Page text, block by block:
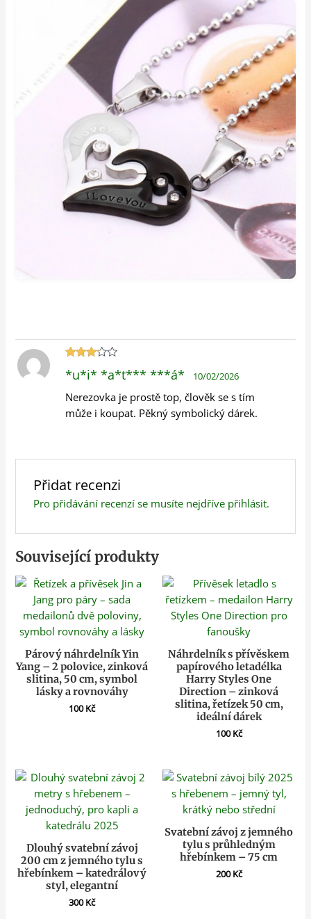
3 z 5
*u*i* *a*t*** ***á* 10/02/2026
Nerezovka je prostě top, člověk se s tím
může i koupat. Pěkný symbolický dárek.
Přidat recenzi
Pro přidávání recenzí se musíte nejdříve přihlásit.
Související produkty
Párový náhrdelník Yin
Yang – 2 polovice, zinková
slitina, 50 cm, symbol
lásky a rovnováhy
100Kč
Náhrdelník s přívěskem
papírového letadélka
Harry Styles One
Direction – zinková
slitina, řetízek 50 cm,
ideální dárek
100Kč
Dlouhý svatební závoj
200 cm z jemného tylu s
hřebínkem – katedrálový
styl, elegantní
300Kč
Svatební závoj z jemného
tylu s průhledným
hřebínkem – 75 cm
200Kč